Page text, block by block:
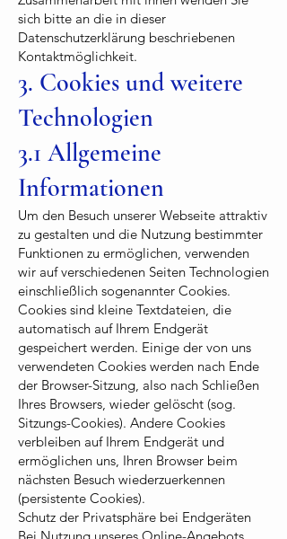
sich bitte an die in dieser
Datenschutzerklärung beschriebenen
Kontaktmöglichkeit.
3. Cookies und weitere
Technologien
3.1 Allgemeine
Informationen
Um den Besuch unserer Webseite attraktiv
zu gestalten und die Nutzung bestimmter
Funktionen zu ermöglichen, verwenden
wir auf verschiedenen Seiten Technologien
einschließlich sogenannter Cookies.
Cookies sind kleine Textdateien, die
automatisch auf Ihrem Endgerät
gespeichert werden. Einige der von uns
verwendeten Cookies werden nach Ende
der Browser-Sitzung, also nach Schließen
Ihres Browsers, wieder gelöscht (sog.
Sitzungs-Cookies). Andere Cookies
verbleiben auf Ihrem Endgerät und
ermöglichen uns, Ihren Browser beim
nächsten Besuch wiederzuerkennen
(persistente Cookies).
Schutz der Privatsphäre bei Endgeräten